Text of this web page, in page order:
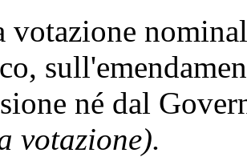
votazione
né dal
votazione).